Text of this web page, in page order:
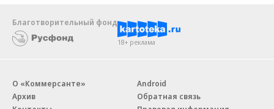
Благотворительный фонд
18+ реклама
О «Коммерсанте»
Архив
Android
Обратная связь